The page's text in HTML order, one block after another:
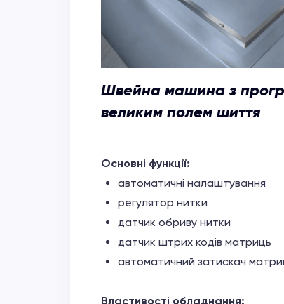
Швейна машина з
великим полем шиття
Основні функції:
автоматичні налаштування
регулятор нитки
датчик обриву нитки
датчик штрих кодів матриць
автоматичний затискач
Властивості обладнання: